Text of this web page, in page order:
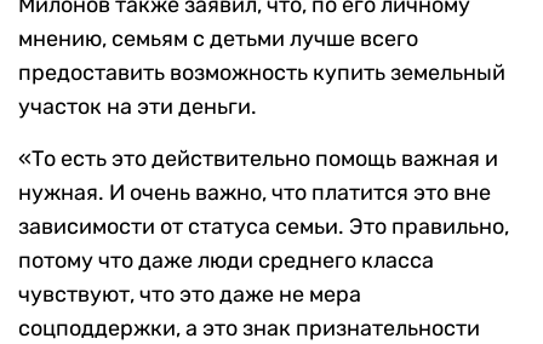
мнению, семьям с детьми лучше всего
предоставить возможность купить земельный
участок на эти деньги.
«То есть это действительно помощь важная и
нужная. И очень важно, что платится это вне
зависимости от статуса семьи. Это правильно,
потому что даже люди среднего класса
чувствуют, что это даже не мера
соцподдержки, а это знак признательности